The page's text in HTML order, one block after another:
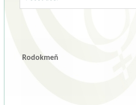
Rodokmeň